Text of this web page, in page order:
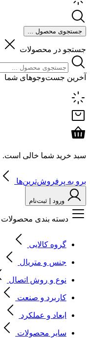
جستجوی محصول ...
جستجو در محصولات
آخرین جست‌وجوهای شما
سبد خرید شما خالی است.
برو به پرفروش‌ترین‌ها
ورود | ثبت‌نام
دسته بندی محصولات
گروه کالایی
جنس و متریال
نوع و روش اتصال
کاربرد و صنعت
ابعاد و عملکرد
سایر محصولات